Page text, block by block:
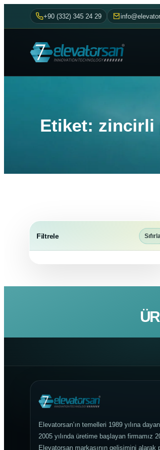
+90 (332) 345 24 29
Etiket: zincirli
Filtrele
Elevatorsan’ın temelleri 1989 yılına
2005 yılında üretime başlayan firmamız
Elevatorsan markasının gelişimini alarak